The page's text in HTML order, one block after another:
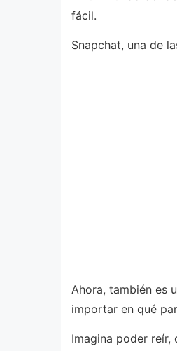
fácil.
Snapchat, una de
Ahora, también es
importar en qué
Imagina poder